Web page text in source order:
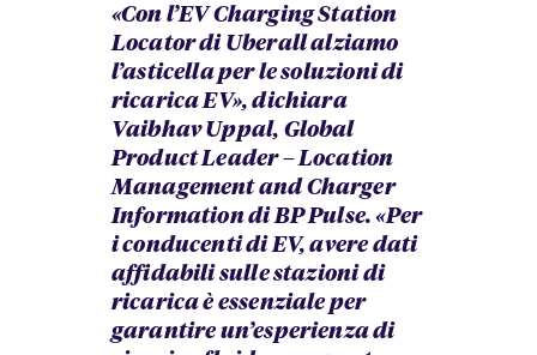
«Con l’EV Charging Station
Locator di Uberall alziamo
l’asticella per le soluzioni di
ricarica EV», dichiara
Vaibhav Uppal, Global
Product Leader – Location
Management and Charger
Information di BP Pulse. «Per
i conducenti di EV, avere dati
affidabili sulle stazioni di
ricarica è essenziale per
garantire un’esperienza di